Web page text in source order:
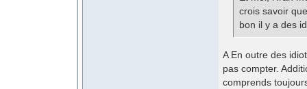
crois savoir
bon il y a des
A En outre des
pas compter.
comprends